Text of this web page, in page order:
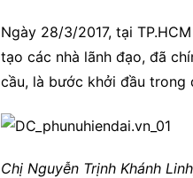
Ngày 28/3/2017, tại
tạo các nhà lãnh đạo, đã
cầu, là bước khởi đầu trong
Chị Nguyễn Trịnh Khánh